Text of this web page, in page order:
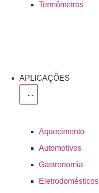
Termômetros
APLICAÇÕES
Aquecimento
Automotivos
Gastronomia
Eletrodomésticos